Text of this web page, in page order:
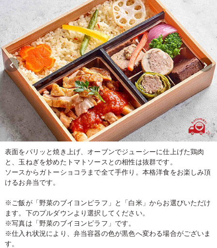
表面をパリッと焼き上げ、オーブンでジューシーに仕上げた鶏肉
と、玉ねぎを炒めたトマトソースとの相性は抜群です。
ソースからガトーショコラまで全て手作り。本格洋食をお楽しみ頂
けるお弁当です。
※ご飯が「野菜のブイヨンピラフ」と「白米」からお選びいただけ
ます。下のプルダウンより選択してください。
※写真は「野菜のブイヨンピラフ」です。
※仕入れ状況により、弁当容器の色が黒色へ変わる場合がございま
す。